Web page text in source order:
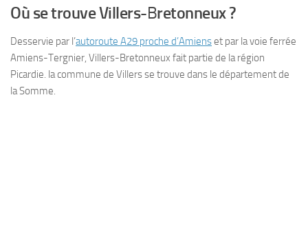
Où se trouve Villers-Bretonneux ?
Desservie par l’autoroute A29 proche d’Amienset par la voie ferrée
Amiens-Tergnier, Villers-Bretonneux fait partie de la région
Picardie. la commune de Villers se trouve dans le département de
la Somme.